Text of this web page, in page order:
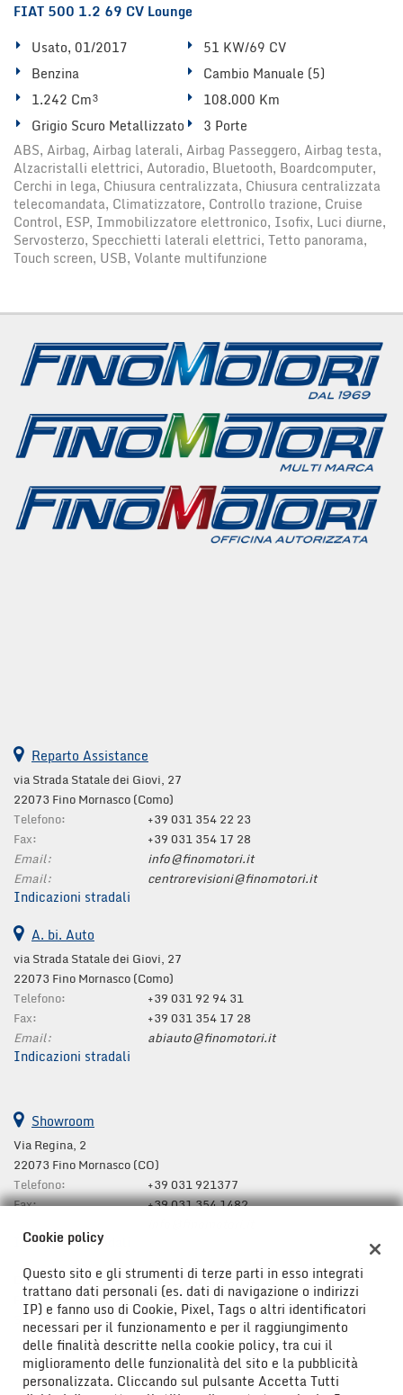
FIAT 500 1.2 69 CV Lounge
Usato, 01/2017
51 KW/69 CV
Benzina
Cambio Manuale (5)
1.242 Cm³
108.000 Km
Grigio Scuro Metallizzato
3 Porte
ABS, Airbag, Airbag laterali, Airbag Passeggero, Airbag testa,
Alzacristalli elettrici, Autoradio, Bluetooth, Boardcomputer,
Cerchi in lega, Chiusura centralizzata, Chiusura centralizzata
telecomandata, Climatizzatore, Controllo trazione, Cruise
Control, ESP, Immobilizzatore elettronico, Isofix, Luci diurne,
Servosterzo, Specchietti laterali elettrici, Tetto panorama,
Touch screen, USB, Volante multifunzione
Reparto Assistance
via Strada Statale dei Giovi, 27
22073 Fino Mornasco (Como)
Telefono:
+39 031 354 22 23
Fax:
+39 031 354 17 28
Email:
info@finomotori.it
Email:
centrorevisioni@finomotori.it
Indicazioni stradali
A. bi. Auto
via Strada Statale dei Giovi, 27
22073 Fino Mornasco (Como)
Telefono:
+39 031 92 94 31
Fax:
+39 031 354 17 28
Email:
abiauto@finomotori.it
Indicazioni stradali
Showroom
Via Regina, 2
22073 Fino Mornasco (CO)
Telefono:
+39 031 921377
Fax:
+39 031 354 1482
Indicazioni stradali
Dati fiscali:
Finomotori s.a.s. di Luca e Matteo Cairoli e C.
S.S. Dei Giovi, 44, Fino Mornasco (CO)
C.F/P.IVA:01722320130
Registro delle imprese:CO 211261
Cookie policy
Questo sito e gli strumenti di terze parti in esso integrati
trattano dati personali (es. dati di navigazione o indirizzi
IP) e fanno uso di Cookie, Pixel, Tags o altri identificatori
necessari per il funzionamento e per il raggiungimento
delle finalità descritte nella cookie policy, tra cui il
miglioramento delle funzionalità del sito e la pubblicità
personalizzata. Cliccando sul pulsante Accetta Tutti